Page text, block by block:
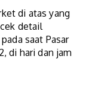
di atas yang
detail
pada saat Pasar
di hari dan jam